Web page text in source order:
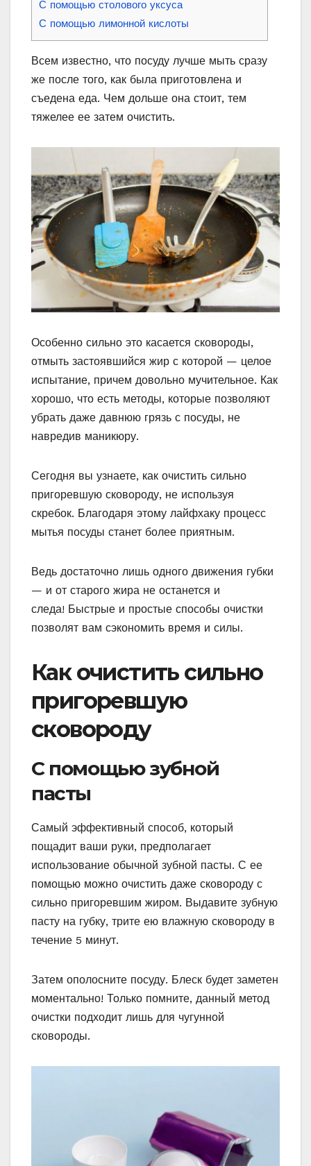
С помощью столового уксуса
С помощью лимонной кислоты
Всем известно, что посуду лучше мыть сразу
же после того, как была приготовлена и
съедена еда. Чем дольше она стоит, тем
тяжелее ее затем очистить.
Особенно сильно это касается сковороды,
отмыть застоявшийся жир с которой — целое
испытание, причем довольно мучительное. Как
хорошо, что есть методы, которые позволяют
убрать даже давнюю грязь с посуды, не
навредив маникюру.
Сегодня вы узнаете, как очистить сильно
пригоревшую сковороду, не используя
скребок. Благодаря этому лайфхаку процесс
мытья посуды станет более приятным.
Ведь достаточно лишь одного движения губки
— и от старого жира не останется и
следа! Быстрые и простые способы очистки
позволят вам сэкономить время и силы.
Как очистить сильно
пригоревшую
сковороду
С помощью зубной
пасты
Самый эффективный способ, который
пощадит ваши руки, предполагает
использование обычной зубной пасты. С ее
помощью можно очистить даже сковороду с
сильно пригоревшим жиром. Выдавите зубную
пасту на губку, трите ею влажную сковороду в
течение 5 минут.
Затем ополосните посуду. Блеск будет заметен
моментально! Только помните, данный метод
очистки подходит лишь для чугунной
сковороды.